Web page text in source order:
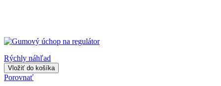
Rýchly náhľad
Vložiť do košíka
Porovnať